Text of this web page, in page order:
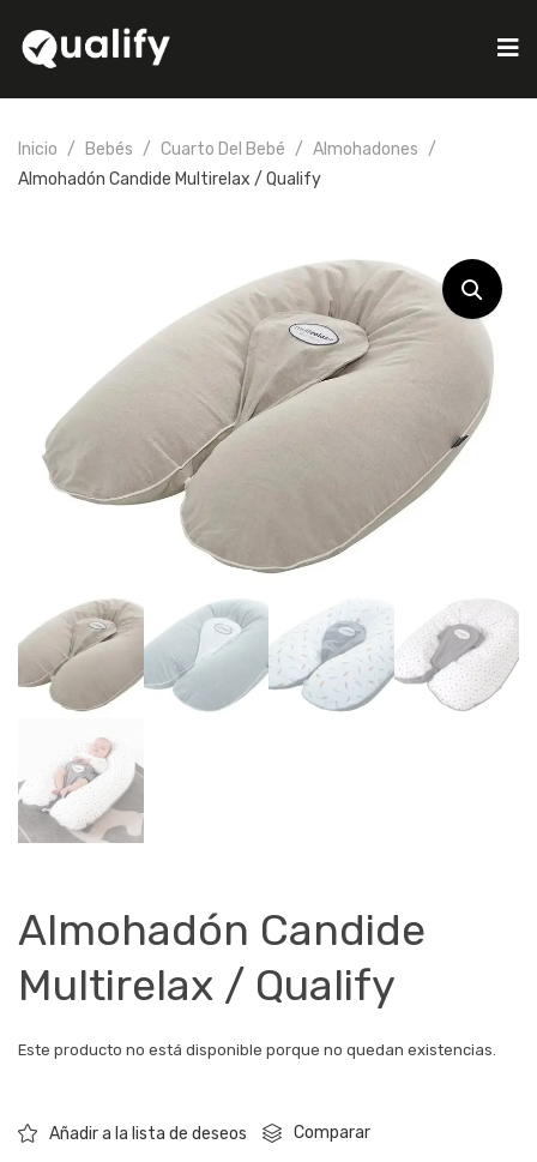
Inicio Bebés Cuarto Del Bebé
Almohadones
Almohadón Candide Multirelax / Qualify
Almohadón Candide
Multirelax / Qualify
Este producto no está disponible porque no quedan existencias.
Añadir a la lista de deseos Comparar